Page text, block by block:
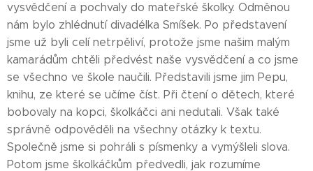
vysvědčení a pochvaly do mateřské školky. Odměnou
nám bylo zhlédnutí divadélka Smíšek. Po představení
jsme už byli celí netrpěliví, protože jsme našim malým
kamarádům chtěli předvést naše vysvědčení a co jsme
se všechno ve škole naučili. Představili jsme jim Pepu,
knihu, ze které se učíme číst. Při čtení o dětech, které
bobovaly na kopci, školkáčci ani nedutali. Však také
správně odpověděli na všechny otázky k textu.
Společně jsme si pohráli s písmenky a vymýšleli slova.
Potom jsme školkáčkům předvedli, jak rozumíme